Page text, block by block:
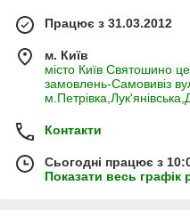
Працює з 31.03.2012
м. Київ
місто Київ Святошино
замовлень-Самовивіз
Контакти
Сьогодні працює з
Показати весь графік